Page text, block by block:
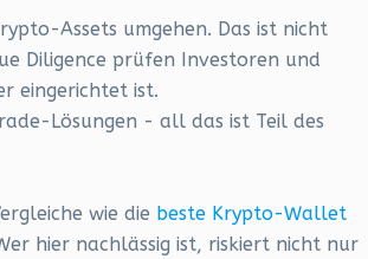
Assets umgehen. Das ist nicht
Diligence prüfen Investoren und
eingerichtet ist.
Lösungen - all das ist Teil des
wie die beste Krypto-Wallet
hier nachlässig ist, riskiert nicht nur